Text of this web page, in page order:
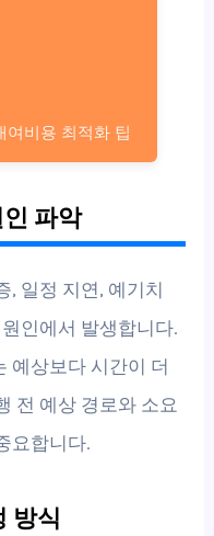
여비용 최적화 팁
파악
, 일정 지연, 예기치
인에서 발생합니다.
예상보다 시간이 더
전 예상 경로와 소요
요합니다.
방식